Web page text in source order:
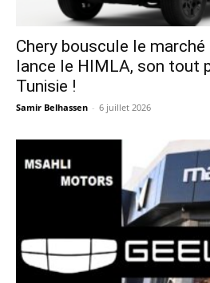
Chery bouscule le
lance le HIMLA, son tout
Tunisie !
Samir Belhassen - 6 juillet 2026